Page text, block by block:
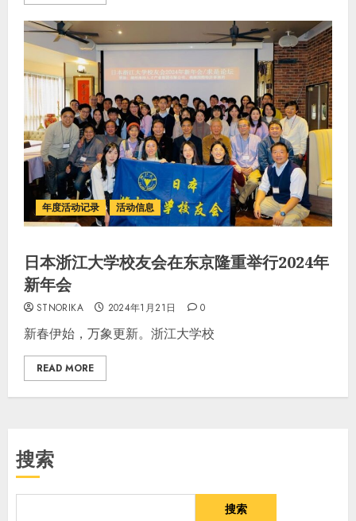
年度活动记录 活动信息
日本浙江大学校友会在东京隆重举行2024年
新年会
STNORIKA 2024年1月21日 0
新春伊始，万象更新。浙江大学校
READ MORE
搜索
搜索